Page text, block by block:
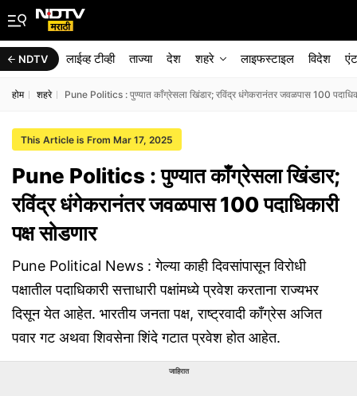
NDTV लाईव्ह टीव्ही ताज्या देश शहरे लाइफस्टाइल विदेश
होम शहरे Pune Politics : पुण्यात काँग्रेसला खिंडार; रविंद्र धंगेकरानंतर जवळपास 100
This Article is From Mar 17, 2025
Pune Politics : पुण्यात काँग्रेसला खिंडार;
रविंद्र धंगेकरानंतर जवळपास 100 पदाधिकारी
पक्ष सोडणार
Pune Political News : गेल्या काही दिवसांपासून विरोधी
पक्षातील पदाधिकारी सत्ताधारी पक्षांमध्ये प्रवेश करताना राज्यभर
दिसून येत आहेत. भारतीय जनता पक्ष, राष्ट्रवादी काँग्रेस अजित
पवार गट अथवा शिवसेना शिंदे गटात प्रवेश होत आहेत.
जाहिरात